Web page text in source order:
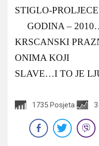
STIGLO-
GODINA –
KRSCANSKI
ONIMA KOJI
SLAVE…I TO JE
1735 Posjeta